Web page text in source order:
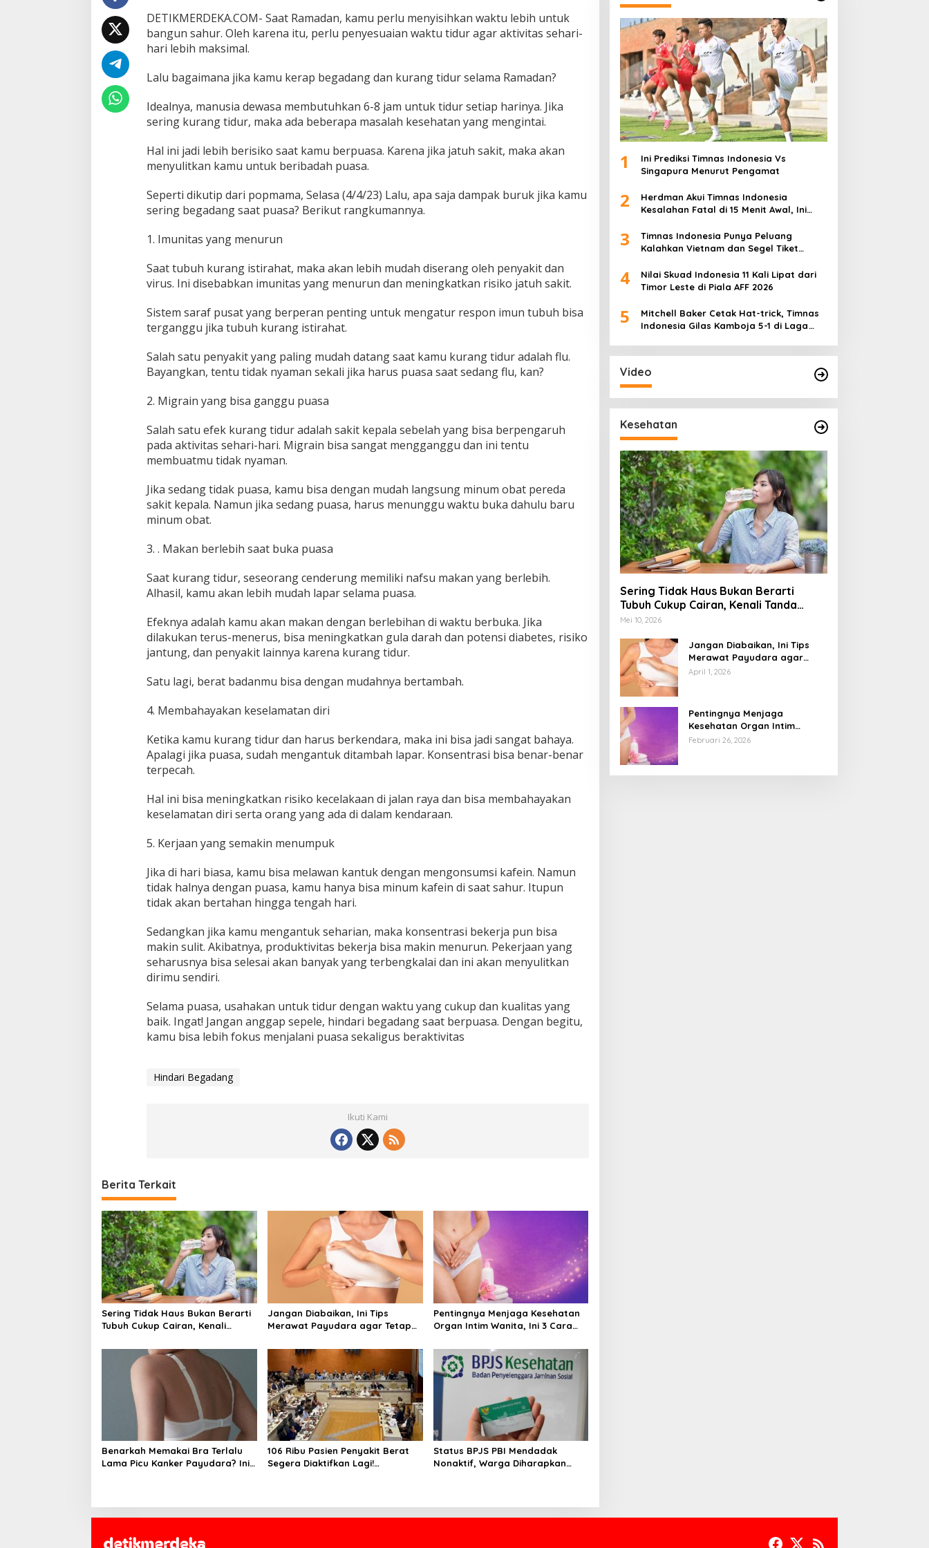
a
t
B
e
p
s
a
DETIKMERDEKA.COM- Saat Ramadan, kamu perlu menyisihkan waktu lebih untuk
bangun sahur. Oleh karena itu, perlu penyesuaian waktu tidur agar aktivitas sehari-
hari lebih maksimal.
Lalu bagaimana jika kamu kerap begadang dan kurang tidur selama Ramadan?
Idealnya, manusia dewasa membutuhkan 6-8 jam untuk tidur setiap harinya. Jika
sering kurang tidur, maka ada beberapa masalah kesehatan yang mengintai.
Hal ini jadi lebih berisiko saat kamu berpuasa. Karena jika jatuh sakit, maka akan
menyulitkan kamu untuk beribadah puasa.
Seperti dikutip dari popmama, Selasa (4/4/23) Lalu, apa saja dampak buruk jika kamu
sering begadang saat puasa? Berikut rangkumannya.
1. Imunitas yang menurun
Saat tubuh kurang istirahat, maka akan lebih mudah diserang oleh penyakit dan
virus. Ini disebabkan imunitas yang menurun dan meningkatkan risiko jatuh sakit.
Sistem saraf pusat yang berperan penting untuk mengatur respon imun tubuh bisa
terganggu jika tubuh kurang istirahat.
Salah satu penyakit yang paling mudah datang saat kamu kurang tidur adalah flu.
Bayangkan, tentu tidak nyaman sekali jika harus puasa saat sedang flu, kan?
2. Migrain yang bisa ganggu puasa
Salah satu efek kurang tidur adalah sakit kepala sebelah yang bisa berpengaruh
pada aktivitas sehari-hari. Migrain bisa sangat mengganggu dan ini tentu
membuatmu tidak nyaman.
Jika sedang tidak puasa, kamu bisa dengan mudah langsung minum obat pereda
sakit kepala. Namun jika sedang puasa, harus menunggu waktu buka dahulu baru
minum obat.
3. . Makan berlebih saat buka puasa
Saat kurang tidur, seseorang cenderung memiliki nafsu makan yang berlebih.
Alhasil, kamu akan lebih mudah lapar selama puasa.
Efeknya adalah kamu akan makan dengan berlebihan di waktu berbuka. Jika
dilakukan terus-menerus, bisa meningkatkan gula darah dan potensi diabetes, risiko
jantung, dan penyakit lainnya karena kurang tidur.
Satu lagi, berat badanmu bisa dengan mudahnya bertambah.
4. Membahayakan keselamatan diri
Ketika kamu kurang tidur dan harus berkendara, maka ini bisa jadi sangat bahaya.
Apalagi jika puasa, sudah mengantuk ditambah lapar. Konsentrasi bisa benar-benar
terpecah.
Hal ini bisa meningkatkan risiko kecelakaan di jalan raya dan bisa membahayakan
keselamatan diri serta orang yang ada di dalam kendaraan.
5. Kerjaan yang semakin menumpuk
Jika di hari biasa, kamu bisa melawan kantuk dengan mengonsumsi kafein. Namun
tidak halnya dengan puasa, kamu hanya bisa minum kafein di saat sahur. Itupun
tidak akan bertahan hingga tengah hari.
Sedangkan jika kamu mengantuk seharian, maka konsentrasi bekerja pun bisa
makin sulit. Akibatnya, produktivitas bekerja bisa makin menurun. Pekerjaan yang
seharusnya bisa selesai akan banyak yang terbengkalai dan ini akan menyulitkan
dirimu sendiri.
Selama puasa, usahakan untuk tidur dengan waktu yang cukup dan kualitas yang
baik. Ingat! Jangan anggap sepele, hindari begadang saat berpuasa. Dengan begitu,
kamu bisa lebih fokus menjalani puasa sekaligus beraktivitas
Hindari Begadang
Ikuti Kami
Berita Terkait
Sering Tidak Haus Bukan Berarti
Tubuh Cukup Cairan, Kenali
Jangan Diabaikan, Ini Tips
Merawat Payudara agar Tetap
Penyakit
Pentingnya Menjaga Kesehatan
Organ Intim Wanita, Ini 3 Cara
Benarkah Memakai Bra Terlalu
Lama Picu Kanker Payudara? Ini
106 Ribu Pasien Penyakit Berat
Segera Diaktifkan Lagi!
Status BPJS PBI Mendadak
Nonaktif, Warga Diharapkan
1
Ini Prediksi Timnas Indonesia Vs
Singapura Menurut Pengamat
2
Herdman Akui Timnas Indonesia
Kesalahan Fatal di 15 Menit Awal, Ini
3
Timnas Indonesia Punya Peluang
Kalahkan Vietnam dan Segel Tiket
4
Nilai Skuad Indonesia 11 Kali Lipat dari
Timor Leste di Piala AFF 2026
5
Mitchell Baker Cetak Hat-trick, Timnas
Indonesia Gilas Kamboja 5-1 di Laga
Video
Kesehatan
Sering Tidak Haus Bukan Berarti
Tubuh Cukup Cairan, Kenali Tanda
Dehidrasi Ringan
Mei 10, 2026
Jangan Diabaikan, Ini Tips
Merawat Payudara agar
Tetap Sehat dan Terhindar
April 1, 2026
Pentingnya Menjaga
Kesehatan Organ Intim
Wanita, Ini 3 Cara Perawatan
Februari 26, 2026